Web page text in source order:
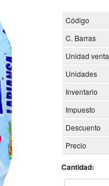
Código
C. Barras
Unidad venta
Unidades
Inventario
Impuesto
Descuento
Precio
Cantidad: